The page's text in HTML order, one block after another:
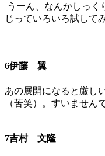
うーん、なんかしっく
じっていろいろ試して
6伊藤 翼
あの展開になると厳し
（苦笑）。すいません
7吉村 文隆